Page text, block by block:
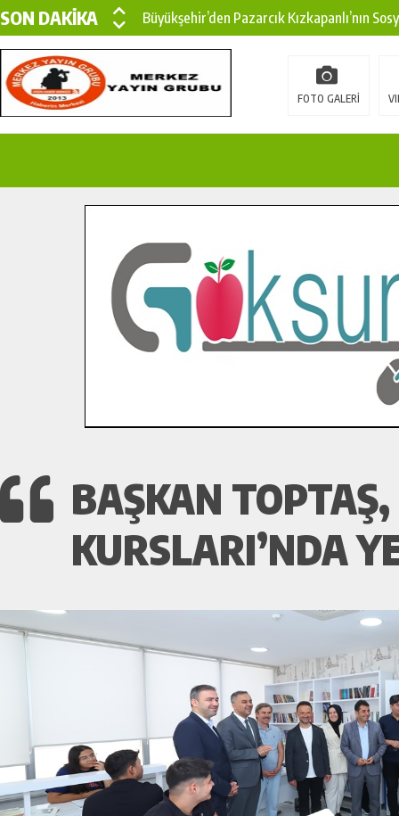
SON DAKİKA
Büyükşehir’den Pazarcık Kızkapanlı’nın
Büyükşehir’den Pazarcık Kırsalına Modern
Çin’den KSÜ’ye Uluslararası Başarı:
İlçe Jandarma Komutanı Karakaya’dan
Bertiz’in Yeni Köprüsünde Sona Doğru.
FOTO GALERİ
BAŞKAN
KURSLARI’NDA